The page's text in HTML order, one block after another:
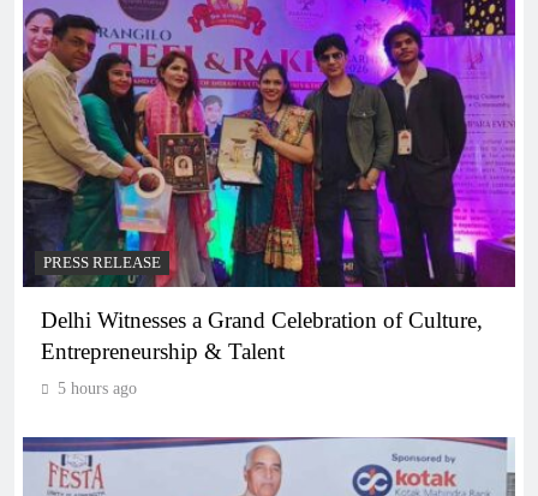
PRESS RELEASE
Delhi Witnesses a Grand Celebration of Culture,
Entrepreneurship & Talent
5 hours ago